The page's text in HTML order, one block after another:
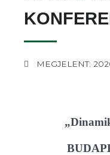
MEGJELENT: